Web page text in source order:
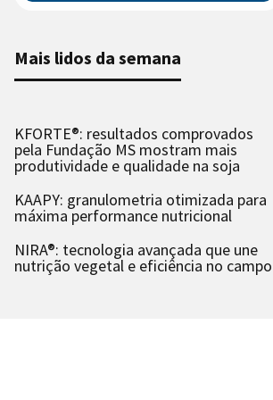
Mais lidos da semana
KFORTE®: resultados comprovados
pela Fundação MS mostram mais
produtividade e qualidade na soja
KAAPY: granulometria otimizada para
máxima performance nutricional
NIRA®: tecnologia avançada que une
nutrição vegetal e eficiência no campo